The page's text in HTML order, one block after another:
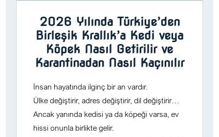
2026 Yılında Türkiye’den
Birleşik Krallık’a Kedi veya
Köpek Nasıl Getirilir ve
Karantinadan Nasıl Kaçınılır
İnsan hayatında ilginç bir an vardır.
Ülke değiştirir, adres değiştirir, dil değiştirir…
Ancak yanında kedisi ya da köpeği varsa, ev
hissi onunla birlikte gelir.